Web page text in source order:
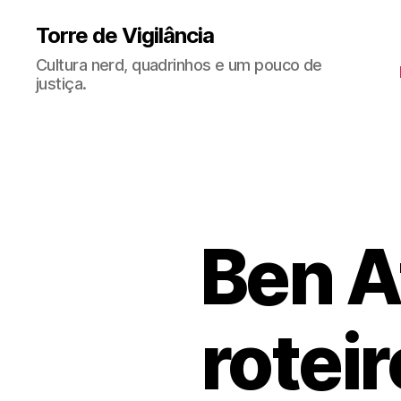
Torre de Vigilância
Cultura nerd, quadrinhos e um pouco de
justiça.
Ben